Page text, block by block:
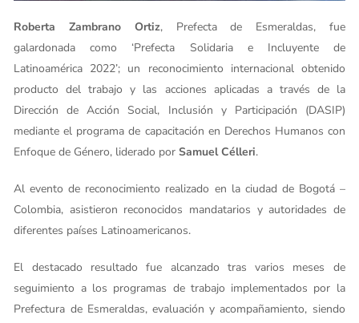
Roberta Zambrano Ortiz, Prefecta de Esmeraldas, fue
galardonada como ‘Prefecta Solidaria e Incluyente de
Latinoamérica 2022’; un reconocimiento internacional obtenido
producto del trabajo y las acciones aplicadas a través de la
Dirección de Acción Social, Inclusión y Participación (DASIP)
mediante el programa de capacitación en Derechos Humanos con
Enfoque de Género, liderado porSamuel Célleri.
Al evento de reconocimiento realizado en la ciudad de Bogotá –
Colombia, asistieron reconocidos mandatarios y autoridades de
diferentes países Latinoamericanos.
El destacado resultado fue alcanzado tras varios meses de
seguimiento a los programas de trabajo implementados por la
Prefectura de Esmeraldas, evaluación y acompañamiento, siendo